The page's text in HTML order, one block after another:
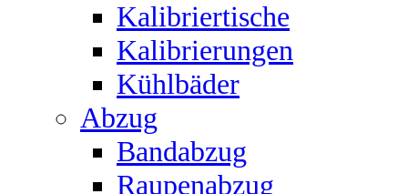
Kalibriertische
Kalibrierungen
Kühlbäder
Abzug
Bandabzug
Raupenabzug